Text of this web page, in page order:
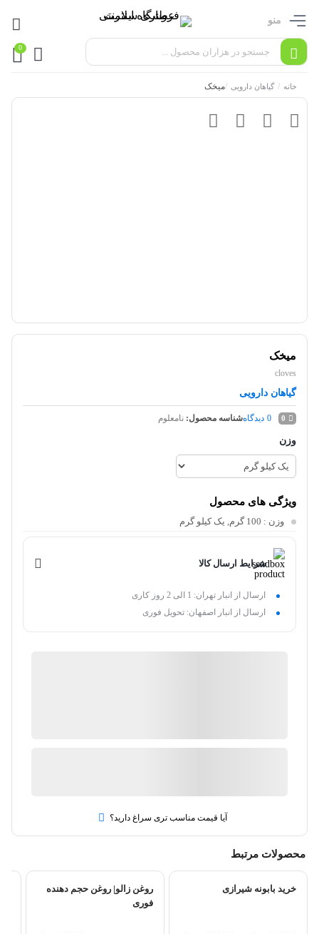
منو
0
خانه / گیاهان دارویی /میخک
میخک
cloves
گیاهان دارویی
0
0 دیدگاهشناسه محصول: نامعلوم
وزن
ویژگی های محصول
وزن : 100 گرم, یک کیلو گرم
شرایط ارسال کالا
ارسال از انبار تهران: 1 الی 2 روز کاری
ارسال از انبار اصفهان: تحویل فوری
ضمانت کیفیت و اصالت کالا
آیا قیمت مناسب تری سراغ دارید؟
محصولات مرتبط
خرید بابونه شیرازی
روغن زالو| روغن حجم دهنده
فوری